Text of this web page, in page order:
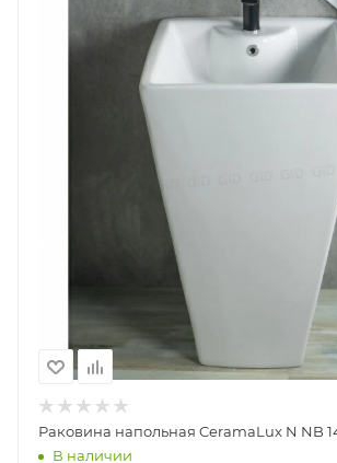
Раковина напольная CeramaLux N NB
В наличии